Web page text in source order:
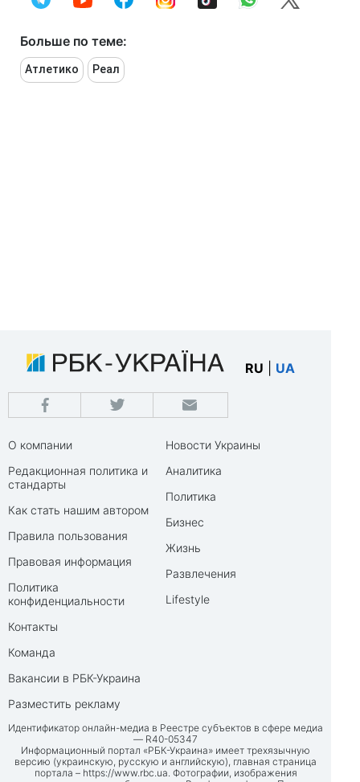
Больше по теме:
Атлетико Реал
RU UA
О компании
Редакционная политика и
стандарты
Как стать нашим автором
Правила пользования
Правовая информация
Политика
конфиденциальности
Контакты
Команда
Вакансии в РБК-Украина
Разместить рекламу
Новости Украины
Аналитика
Политика
Бизнес
Жизнь
Развлечения
Lifestyle
Идентификатор онлайн-медиа в Реестре субъектов в сфере медиа
— R40-05347
Информационный портал «РБК-Украина» имеет трехязычную
версию (украинскую, русскую и английскую), главная страница
портала – https://www.rbc.ua. Фотографии, изображения